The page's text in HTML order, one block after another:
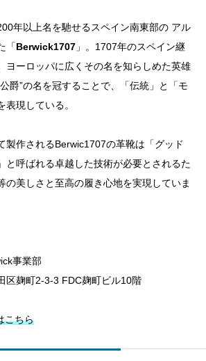
年以上名を馳せるスペイン南東部の アル
「Berwick1707 」。1707年のスペイン継
ヨーロッパに広くその名を知らしめた英雄
爵”の名を冠することで、「伝統」と「モ
表現している。
製作されるBerwic1707の革靴は「グッド
と呼ばれる卓越した技術が必要とされるた
の美しさと至高の履き心地を実現していま
事業部
区麹町2-3-3 FDC麹町ビル10階
こちら